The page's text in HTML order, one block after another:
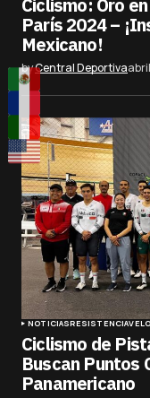
Ciclismo: Oro
París 2024 –
Mexicano!
byCentral Deportiva
NOTICIASRESISTENCIA
Ciclismo de
Buscan Puntos
Panamericano